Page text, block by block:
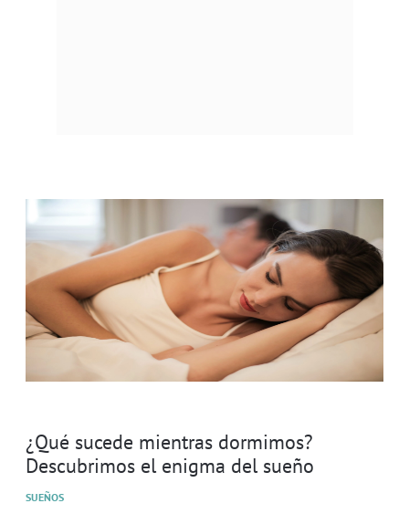
¿Qué sucede mientras dormimos?
Descubrimos el enigma del sueño
SUEÑOS